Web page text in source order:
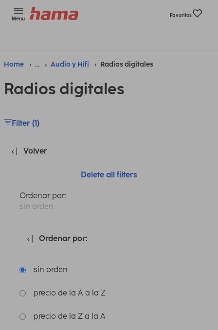
Menu
Favoritos
Home ... Audio y Hifi Radios digitales
Radios digitales
Filter (1)
Volver
Delete all filters
Ordenar por:
sin orden
Ordenar por:
sin orden
precio de la A a la Z
precio de la Z a la A